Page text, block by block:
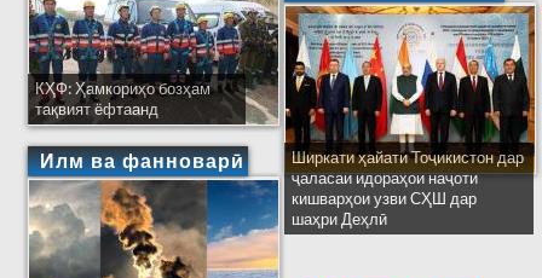
КҲФ: Ҳамкориҳо бозҳам
тақвият ёфтаанд
Илм ва фанноварӣ
Ширкати ҳайати Тоҷикистон дар
ҷаласаи идораҳои наҷоти
кишварҳои узви СҲШ дар
шаҳри Деҳлӣ